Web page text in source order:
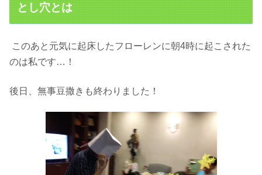
とし穴とは
このあと元気に起床したフローレンに朝4時に起こされた
のは私です…！
後日、無事豆撒きも終わりました！